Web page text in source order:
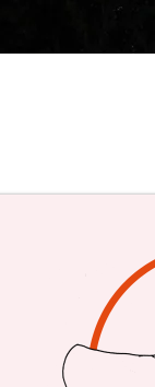
genossenschaft